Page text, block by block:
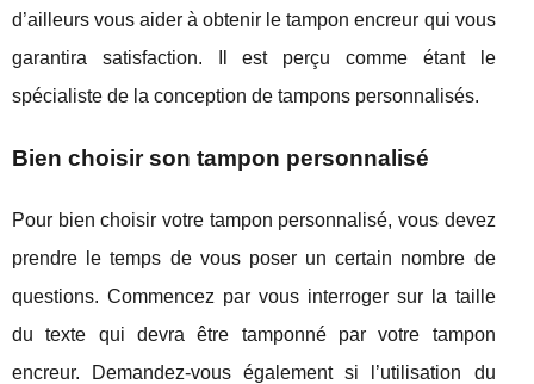
d’ailleurs vous aider à obtenir le tampon encreur qui vous
garantira satisfaction. Il est perçu comme étant le
spécialiste de la conception de tampons personnalisés.
Bien choisir son tampon personnalisé
Pour bien choisir votre tampon personnalisé, vous devez
prendre le temps de vous poser un certain nombre de
questions. Commencez par vous interroger sur la taille
du texte qui devra être tamponné par votre tampon
encreur. Demandez-vous également si l’utilisation du